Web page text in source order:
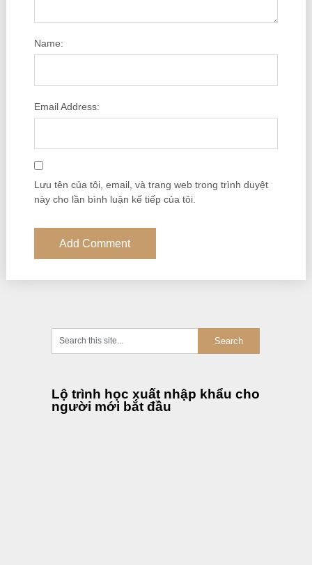
Name:
Email Address:
Lưu tên của tôi, email, và trang web trong trình duyệt
này cho lần bình luận kế tiếp của tôi.
Lộ trình học xuất nhập khẩu cho
người mới bắt đầu